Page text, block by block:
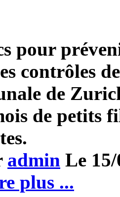
pour
contrôles
de
de petits
admin Le
plus ...